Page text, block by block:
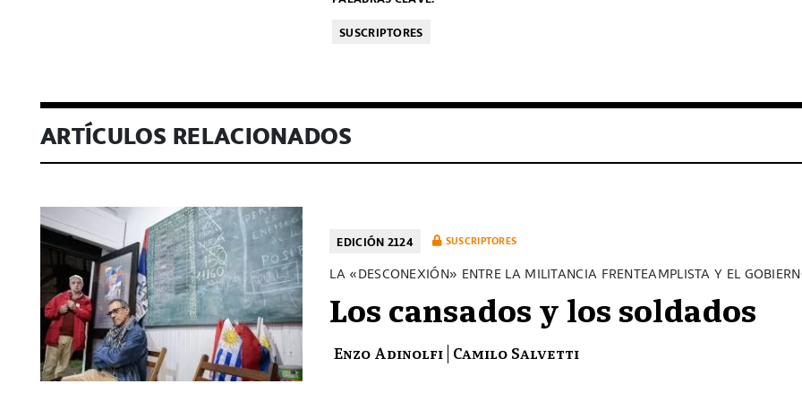
SUSCRIPTORES
ARTÍCULOS RELACIONADOS
EDICIÓN 2124 SUSCRIPTORES
LA «DESCONEXIÓN» ENTRE LA MILITANCIA FRENTEAMPLISTA Y EL
Los cansados y los soldados
Enzo Adinolfi Camilo Salvetti